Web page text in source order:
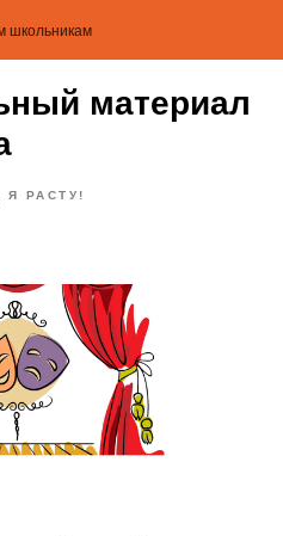
школьникам
материал
Я РАСТУ!